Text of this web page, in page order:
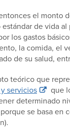
el monto
de vida
los gastos
la comida, el
de su salud,
teórico que
servicios
que
determinado
se basa en